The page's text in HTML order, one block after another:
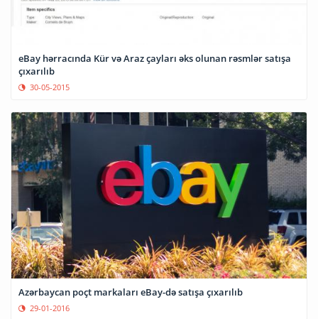
eBay hərracında Kür və Araz çayları əks olunan rəsmlər satışa
çıxarılıb
30-05-2015
Azərbaycan poçt markaları eBay-də satışa çıxarılıb
29-01-2016